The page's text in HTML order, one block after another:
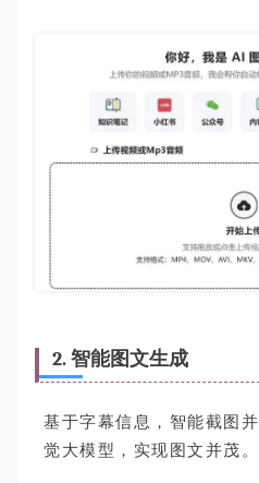
2. 智能图文生成
基于字幕信息，智能截图
觉大模型，实现图文并茂。